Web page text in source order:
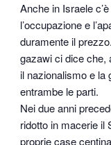
Anche in Israele
l’occupazione e
duramente il
gazawi ci dice che,
il nazionalismo e la
entrambe le parti.
Nei due anni
ridotto in macerie il
proprie case